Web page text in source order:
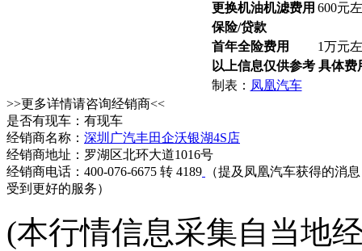
更换机油机滤费用 600元
保险/贷款
首年全险费用
1万元
以上信息仅供参考 具体
制表： 凤凰汽车
>>更多详情请咨询经销商<<
是否有现车：有现车
经销商名称： 深圳广汽丰田企沃银湖4S店
经销商地址：罗湖区北环大道1016号
经销商电话：400-076-6675 转 4189
（提及凤凰汽车获得的消
受到更好的服务）
(本行情信息采集自当地